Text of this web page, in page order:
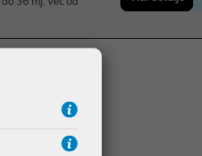
IZNAD 66,36€